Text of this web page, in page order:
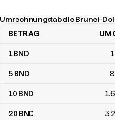
Umrechnungstabelle Brunei-
Umrechnungstabelle Brunei-
BETRAG
1BND
5 BND
10 BND
20 BND